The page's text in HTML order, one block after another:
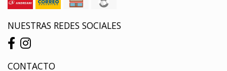
NUESTRAS REDES SOCIALES
CONTACTO